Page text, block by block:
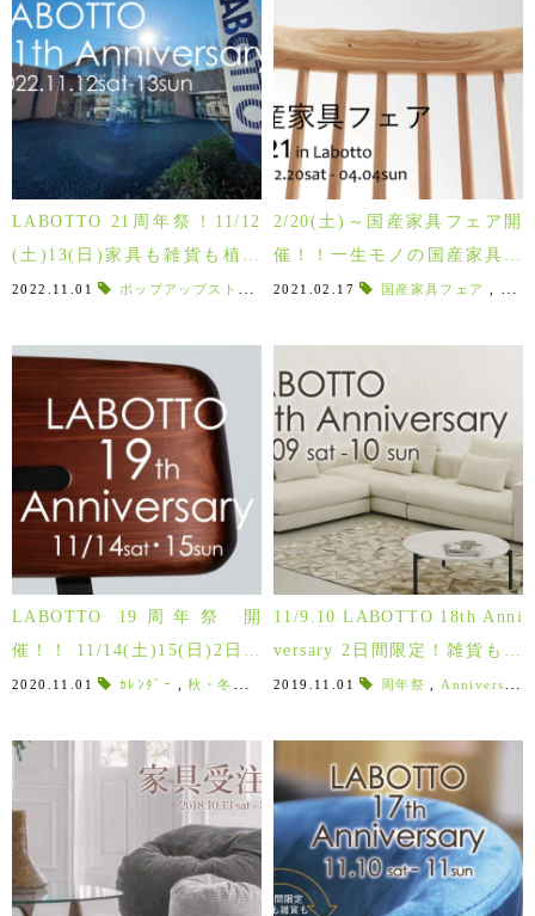
LABOTTO 21周年祭！11/12
(土)13(日)家具も雑貨も植物
も全品10%現金還元！
2022.11.01 ポップアップストア ロクサン珈琲 , 玉木屋,須賀川老舗パ
2/20(土)～国産家具フェア開
催！！一生モノの国産家具が
お買得！
2021.02.17 国産家具フェア
LABOTTO 19周年祭 開
催！！ 11/14(土)15(日)2日間
限定で全品10%現金還元！
2020.11.01 ｶﾚﾝﾀﾞｰ ,秋・冬アイテム , 注文家具 , グルーンプロジェクト
11/9.10 LABOTTO 18th Anni
versary 2日間限定！雑貨も家
具も全品10％現金還元！
2019.11.01 周年祭 Anniversary